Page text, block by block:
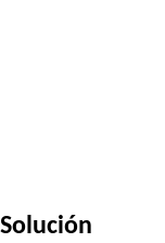
Solución